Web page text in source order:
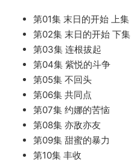
第01集 末日的开始 上集
第02集 末日的开始 下集
第03集 连根拔起
第04集 紫悦的斗争
第05集 不回头
第06集 共同点
第07集 约娜的苦恼
第08集 亦敌亦友
第09集 甜蜜的暴力
第10集 丰收